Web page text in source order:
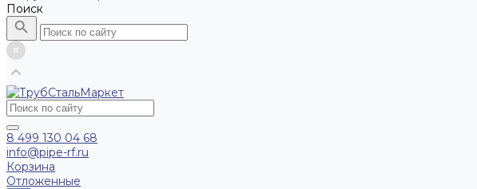
Поиск
8 499 130 04 68
info@pipe-rf.ru
Корзина
Отложенные